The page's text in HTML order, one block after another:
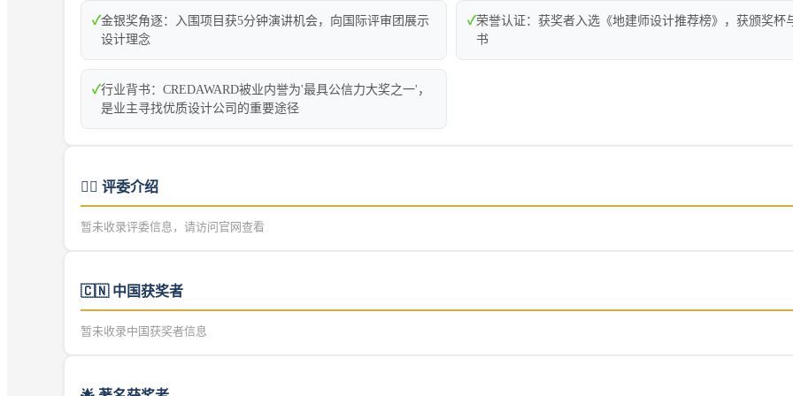
✓金银奖角逐：入围项目获5分钟演讲机会，向国际评审团展示
设计理念
✓荣誉认证：获奖者入选《地建师设计推荐榜》，获颁奖杯
书
✓行业背书：CREDAWARD被业内誉为'最具公信力大奖之一'，
是业主寻找优质设计公司的重要途径
👨‍⚖️ 评委介绍
暂未收录评委信息，请访问官网查看
🇨🇳 中国获奖者
暂未收录中国获奖者信息